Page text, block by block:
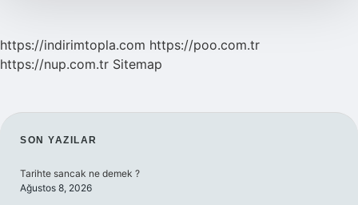
https://indirimtopla.com https://poo.com.tr
https://nup.com.tr Sitemap
SIDEBAR
SON YAZILAR
Tarihte sancak ne demek ?
Ağustos 8, 2026